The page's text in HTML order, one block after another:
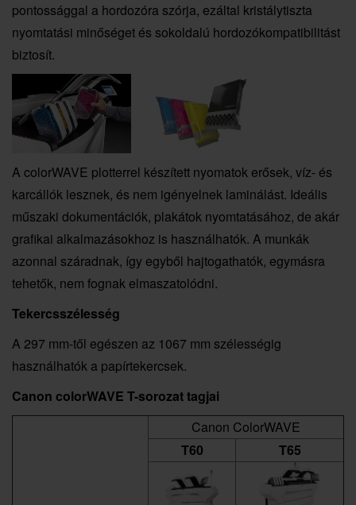
pontossággal a hordozóra szórja, ezáltal kristálytiszta
nyomtatási minőséget és sokoldalú hordozókompatibilitást
biztosít.
A colorWAVE plotterrel készített nyomatok erősek, víz- és
karcállók lesznek, és nem igényelnek laminálást. Ideális
műszaki dokumentációk, plakátok nyomtatásához, de akár
grafikai alkalmazásokhoz is használhatók. A munkák
azonnal száradnak, így egyből hajtogathatók, egymásra
tehetők, nem fognak elmaszatolódni.
Tekercsszélesség
A 297 mm-től egészen az 1067 mm szélességig
használhatók a papírtekercsek.
Canon colorWAVE T-sorozat tagjai
Canon ColorWAVE
T60
T65